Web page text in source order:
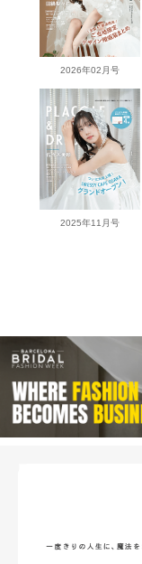
2026年02月号
2025年11月号